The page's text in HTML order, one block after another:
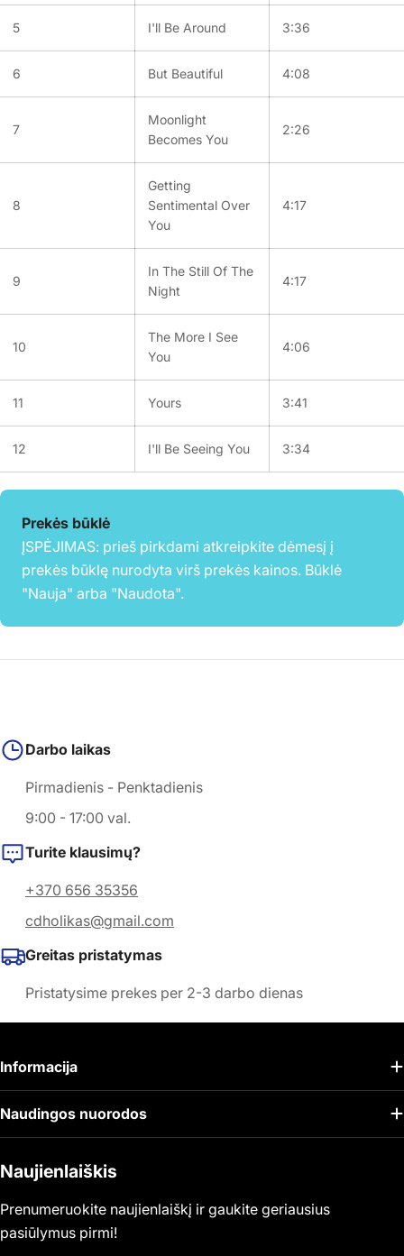
5 I'll Be Around 3:36
6 But Beautiful 4:08
7
Moonlight
Becomes You
2:26
8
Getting
Sentimental Over
You
4:17
9
In The Still Of The
Night
4:17
10
The More I See
You
4:06
11 Yours 3:41
12 I'll Be Seeing You 3:34
Prekės būklė
ĮSPĖJIMAS: prieš pirkdami atkreipkite dėmesį į
prekės būklę nurodyta virš prekės kainos. Būklė
"Nauja" arba "Naudota".
Darbo laikas
Pirmadienis - Penktadienis
9:00 - 17:00 val.
Turite klausimų?
+370 656 35356
cdholikas@gmail.com
Greitas pristatymas
Pristatysime prekes per 2-3 darbo dienas
Naujienlaiškis
Prenumeruokite naujienlaiškį ir gaukite geriausius
pasiūlymus pirmi!
Informacija
Naudingos nuorodos